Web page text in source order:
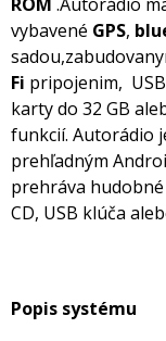
vybavené GPS,
Fi pripojenim,
karty do 32 GB
funkcií. Autorádio
prehľadným
prehráva hudobné
CD, USB klúča
Popis systému